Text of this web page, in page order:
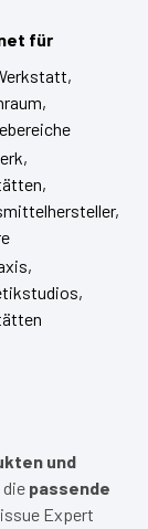
für
und
passende
Expert